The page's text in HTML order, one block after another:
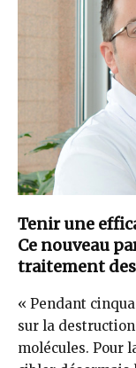
Tenir une
Ce nouveau
traitement des
« Pendant
sur la
molécules. Pour